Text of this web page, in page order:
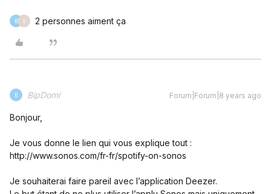
B S 2 personnes aiment ça
B BipDomi Forum|Forum|8 years ago
Bonjour,
Je vous donne le lien qui vous explique tout :
http://www.sonos.com/fr-fr/spotify-on-sonos
Je souhaiterai faire pareil avec l’application Deezer.